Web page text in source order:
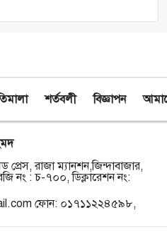
শর্তবলী বিজ্ঞাপন
রাজা ম্যানশন,জিন্দাবাজার,
নং : চ-৭০০, ডিক্লারেশন নং:
ফোন: ০১৭১১২২৪৫৯৮,